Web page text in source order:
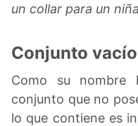
un collar para un
Conjunto vacío
Como su
conjunto que no
lo que contiene es